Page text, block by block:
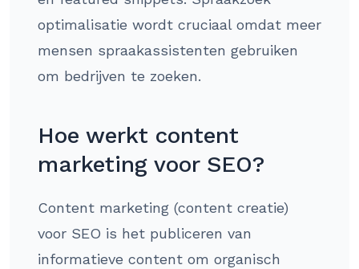
optimalisatie wordt cruciaal omdat meer
mensen spraakassistenten gebruiken
om bedrijven te zoeken.
Hoe werkt content
marketing voor SEO?
Content marketing (content creatie)
voor SEO is het publiceren van
informatieve content om organisch